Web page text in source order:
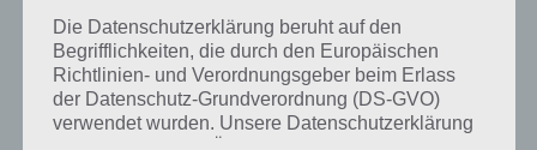
Mehr Artikel hier auf Touchportal
Die Datenschutzerklärung beruht auf den
Begrifflichkeiten, die durch den Europäischen
Richtlinien- und Verordnungsgeber beim Erlass
der Datenschutz-Grundverordnung (DS-GVO)
verwendet wurden. Unsere Datenschutzerklärung